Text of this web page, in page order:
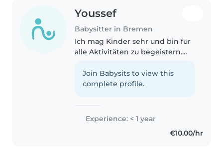
Youssef
Babysitter in Bremen
Ich mag Kinder sehr und bin für
alle Aktivitäten zu begeistern.
aufgeschlossen. Meine
Fähigkeiten sind Zeichnen,
Join Babysits to view this
complete profile.
Experience: < 1 year
€10.00/hr